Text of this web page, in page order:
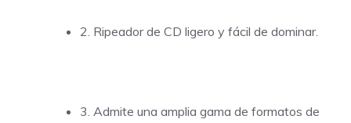
2. Ripeador de CD ligero y fácil de dominar.
3. Admite una amplia gama de formatos de